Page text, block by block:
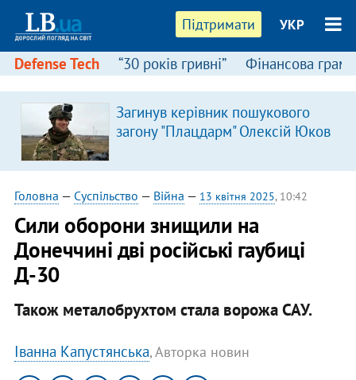
Підтримати УКР
Defense Tech “30 років гривні” Фінансова
Загинув керівник пошукового
загону "Плацдарм" Олексій Юков
Головна — Суспільство — Війна — 13 квітня 2025, 10:42
Сили оборони знищили на
Донеччині дві російські гаубиці
Д-30
Також металобрухтом стала ворожа САУ.
Іванна Капустянська, Авторка новин